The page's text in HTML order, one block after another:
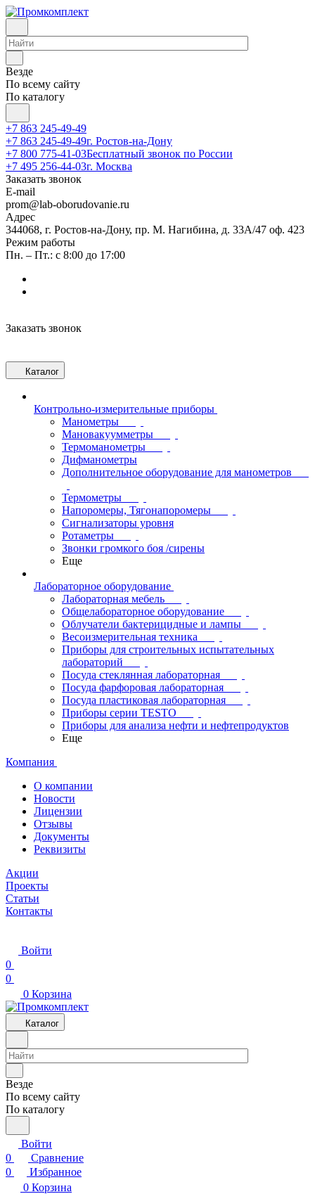
Везде
По всему сайту
По каталогу
+7 863 245-49-49
+7 863 245-49-49г. Ростов-на-Дону
+7 800 775-41-03Бесплатный звонок по России
+7 495 256-44-03г. Москва
Заказать звонок
E-mail
prom@lab-oborudovanie.ru
Адрес
344068, г. Ростов-на-Дону, пр. М. Нагибина, д. 33А/47 оф. 423
Режим работы
Пн. – Пт.: с 8:00 до 17:00
Заказать звонок
Каталог
Контрольно-измерительные приборы
Манометры
Мановакуумметры
Термоманометры
Дифманометры
Дополнительное оборудование для манометров
Термометры
Напоромеры, Тягонапоромеры
Сигнализаторы уровня
Ротаметры
Звонки громкого боя /сирены
Еще
Лабораторное оборудование
Лабораторная мебель
Общелабораторное оборудование
Облучатели бактерицидные и лампы
Весоизмерительная техника
Приборы для строительных испытательных
лабораторий
Посуда стеклянная лабораторная
Посуда фарфоровая лабораторная
Посуда пластиковая лабораторная
Приборы серии TESTO
Приборы для анализа нефти и нефтепродуктов
Еще
Компания
О компании
Новости
Лицензии
Отзывы
Документы
Реквизиты
Акции
Проекты
Статьи
Контакты
Войти
0
0
0 Корзина
Каталог
Везде
По всему сайту
По каталогу
Войти
0
Сравнение
0
Избранное
0 Корзина